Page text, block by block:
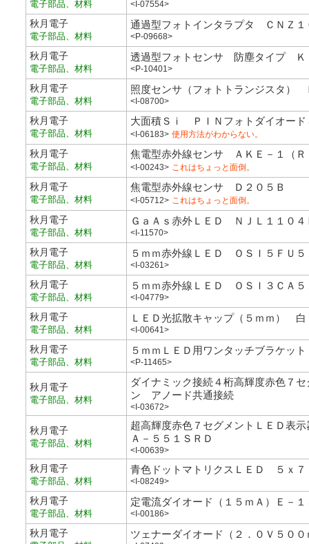
電子部品、材料 <I-07554>
秋月電子
電子部品、材料
通過型フォトインタラプタ ＣＮＺ１
<P-09668>
秋月電子
電子部品、材料
透過型フォトセンサ 防塵タイプ Ｋ
<P-10401>
秋月電子
電子部品、材料
照度センサ（フォトトランジスタ）
<I-08700>
秋月電子
電子部品、材料
大面積Ｓｉ ＰＩＮフォトダイオード
<I-06183> 使用方法がわからない。
秋月電子
電子部品、材料
焦電型赤外線センサ ＡＫＥ－１（Ｒ
<I-00243> これはちょっと面倒。
秋月電子
電子部品、材料
焦電型赤外線センサ Ｄ２０５Ｂ
<I-05712> これはちょっと面倒。
秋月電子
電子部品、材料
ＧａＡｓ赤外ＬＥＤ ＮＪＬ１１０４
<I-11570>
秋月電子
電子部品、材料
５ｍｍ赤外線ＬＥＤ ＯＳＩ５ＦＵ
<I-03261>
秋月電子
電子部品、材料
５ｍｍ赤外線ＬＥＤ ＯＳＩ３ＣＡ
<I-04779>
秋月電子
電子部品、材料
ＬＥＤ光拡散キャップ（５ｍｍ）
<I-00641>
秋月電子
電子部品、材料
５ｍｍＬＥＤ用ワンタッチブラケッ
<P-11465>
秋月電子
電子部品、材料
ダイナミック接続４桁高輝度赤色７
ン アノード共通接続
<I-03672>
秋月電子
電子部品、材料
超高輝度赤色７セグメントＬＥＤ
Ａ－５５１ＳＲＤ
<I-00639>
秋月電子
電子部品、材料
青色ドットマトリクスＬＥＤ ５ｘ
<I-08249>
秋月電子
電子部品、材料
定電流ダイオード（１５ｍＡ）Ｅ－１
<I-00186>
秋月電子 ツェナーダイオード（２．０Ｖ５０